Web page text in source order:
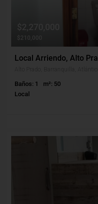
$210,000
Local Arriendo, Alto
Baños: 1
m²: 50
Local